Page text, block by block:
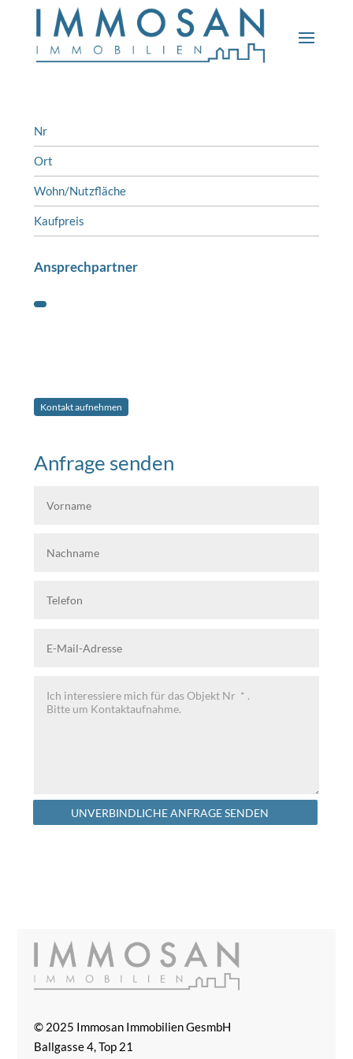
Nr
Ort
Wohn/Nutzfläche
Kaufpreis
Ansprechpartner
Kontakt aufnehmen
Anfrage senden
UNVERBINDLICHE ANFRAGE SENDEN
Alternative:
© 2025 Immosan Immobilien GesmbH
Ballgasse 4, Top 21